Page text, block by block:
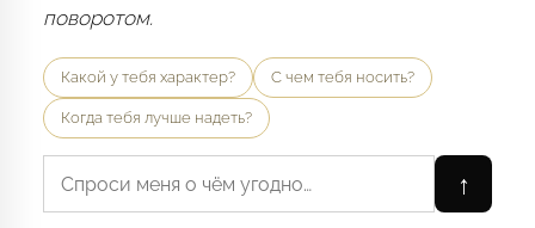
поворотом.
Какой у тебя характер? С чем тебя носить?
Когда тебя лучше надеть?
↑